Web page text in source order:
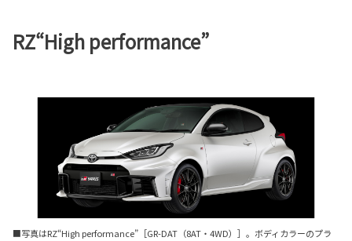
RZ“High performance”
■写真はRZ“High performance”［GR-DAT（8AT・4WD）］。ボディカラーのプラ